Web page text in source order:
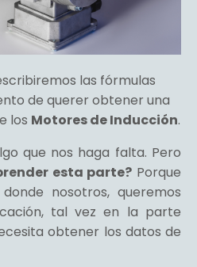
las fórmulas
de querer obtener una
los Motores de Inducción.
que nos haga falta. Pero
esta parte? Porque
nosotros, queremos
tal vez en la parte
obtener los datos de